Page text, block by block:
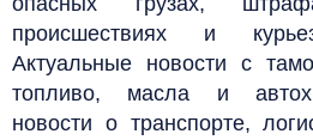
происшествиях и
Актуальные новости с
топливо, масла и
новости о транспорте,